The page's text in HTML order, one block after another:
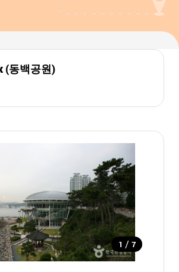
(동백공원)
1 / 7